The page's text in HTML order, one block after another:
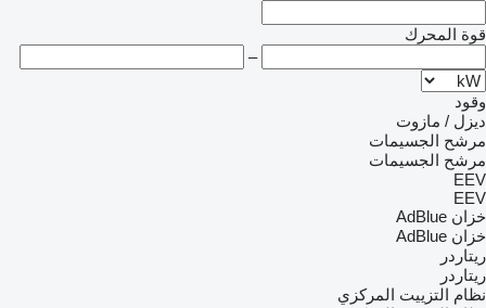
قوة المحرك
–
وقود
ديزل / مازوت
مرشح الجسيمات
مرشح الجسيمات
EEV
EEV
خزان AdBlue
خزان AdBlue
ريتاردر
ريتاردر
نظام التزييت المركزي